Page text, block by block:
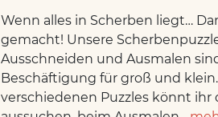
Wenn alles in Scherben liegt…
gemacht! Unsere
Ausschneiden und Ausmalen
Beschäftigung für groß und
verschiedenen Puzzles könnt ihr